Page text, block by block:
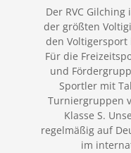
Der RVC
der größten
den Voltigersport
Für die
und
Sportler mit
Turniergruppen
Klasse S.
regelmäßig auf
im